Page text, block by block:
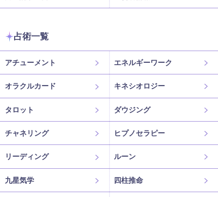
占術一覧
アチューメント エネルギーワーク
オラクルカード キネシオロジー
タロット ダウジング
チャネリング ヒプノセラピー
リーディング ルーン
九星気学 四柱推命